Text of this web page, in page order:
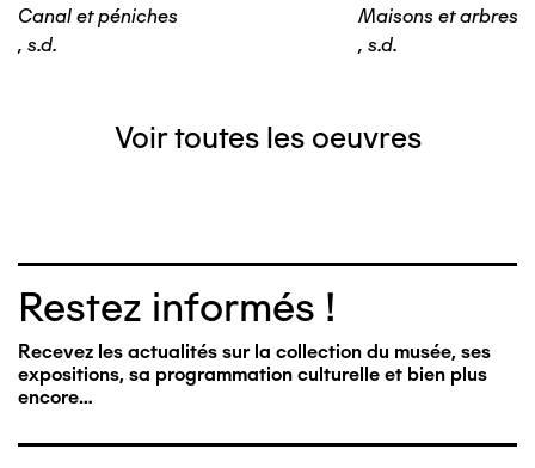
Canal et péniches
, s.d.
Maisons et arbres
, s.d.
Voir toutes les oeuvres
Restez informés !
Recevez les actualités sur la collection du musée, ses
expositions, sa programmation culturelle et bien plus
encore…